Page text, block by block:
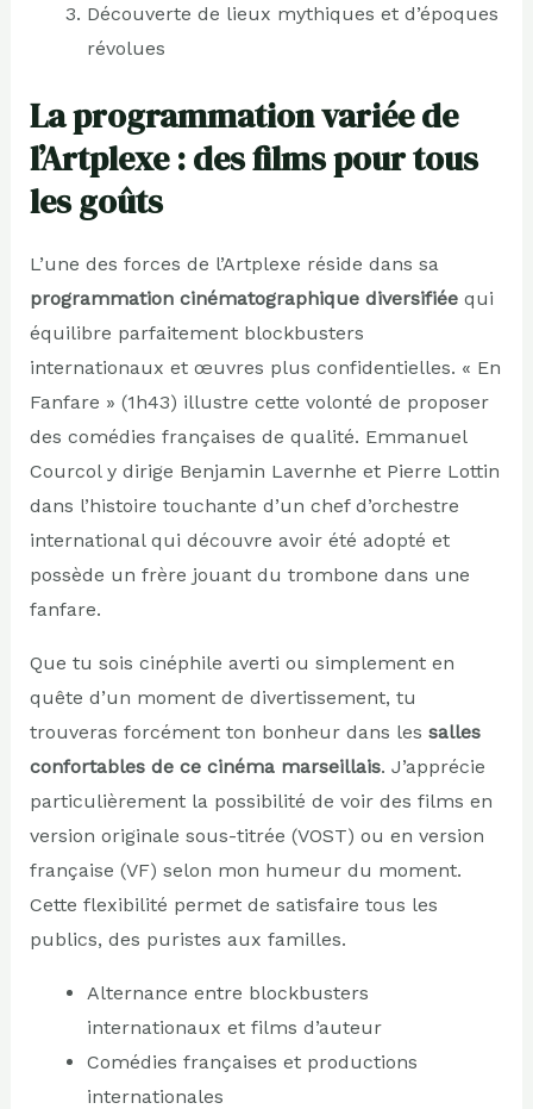
Découverte de lieux mythiques et d’époques
révolues
La programmation variée de
l’Artplexe : des films pour tous
les goûts
L’une des forces de l’Artplexe réside dans sa
programmation cinématographique diversifiéequi
équilibre parfaitement blockbusters
internationaux et œuvres plus confidentielles. « En
Fanfare » (1h43) illustre cette volonté de proposer
des comédies françaises de qualité. Emmanuel
Courcol y dirige Benjamin Lavernhe et Pierre Lottin
dans l’histoire touchante d’un chef d’orchestre
international qui découvre avoir été adopté et
possède un frère jouant du trombone dans une
fanfare.
Que tu sois cinéphile averti ou simplement en
quête d’un moment de divertissement, tu
trouveras forcément ton bonheur dans les salles
confortables de ce cinéma marseillais. J’apprécie
particulièrement la possibilité de voir des films en
version originale sous-titrée (VOST) ou en version
française (VF) selon mon humeur du moment.
Cette flexibilité permet de satisfaire tous les
publics, des puristes aux familles.
Alternance entre blockbusters
internationaux et films d’auteur
Comédies françaises et productions
internationales